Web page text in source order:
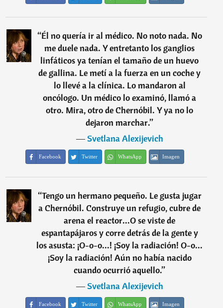
“Él no quería ir al médico. No noto nada. No
me duele nada. Y entretanto los ganglios
linfáticos ya tenían el tamaño de un huevo
de gallina. Le metí a la fuerza en un coche y
lo llevé a la clínica. Lo mandaron al
oncólogo. Un médico lo examinó, llamó a
otro. Mira, otro de Chernóbil. Y ya no lo
dejaron marchar.”
―Svetlana Alexijevich
Facebook Twitter WhatsApp Imagen
“Tengo un hermano pequeño. Le gusta jugar
a Chernóbil. Construye un refugio, cubre de
arena el reactor...O se viste de
espantapájaros y corre detrás de la gente y
los asusta: ¡O-o-o...! ¡Soy la radiación! O-o...
¡Soy la radiación! Aún no había nacido
cuando ocurrió aquello.”
―Svetlana Alexijevich
Facebook Twitter WhatsApp Imagen